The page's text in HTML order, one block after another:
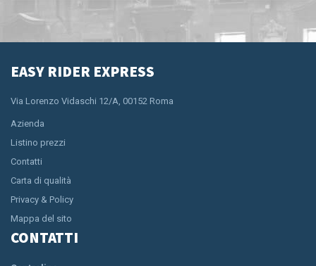
EASY RIDER EXPRESS
Via Lorenzo Vidaschi 12/A, 00152 Roma
Azienda
Listino prezzi
Contatti
Carta di qualità
Privacy & Policy
Mappa del sito
CONTATTI